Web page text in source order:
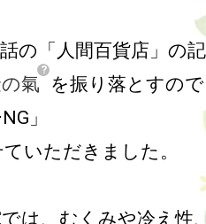
の「人間百貨店」の
氣
を振り落とすの
」
いただきました。
は、むくみや冷え性